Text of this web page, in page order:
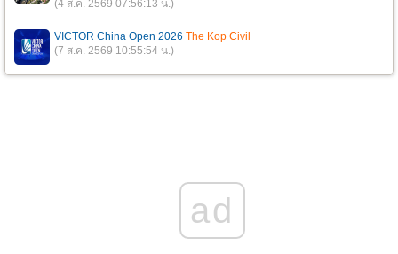
(4 ส.ค. 2569 07:56:13 น.)
VICTOR China Open 2026 The Kop Civil
(7 ส.ค. 2569 10:55:54 น.)
ad